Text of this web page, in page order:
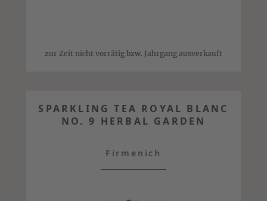
zur Zeit nicht vorrätig bzw. Jahrgang ausverkauft
SPARKLING TEA ROYAL BLANC
NO. 9 HERBAL GARDEN
Firmenich